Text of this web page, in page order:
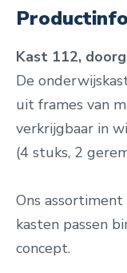
Kast 112,
De
uit frames van
verkrijgbaar in
(4 stuks, 2
Ons
kasten passen
concept.